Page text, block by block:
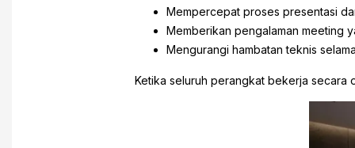
Mempercepat proses presentasi
Memberikan pengalaman meeting
Mengurangi hambatan teknis
Ketika seluruh perangkat bekerja secara